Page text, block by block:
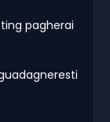
pagherai